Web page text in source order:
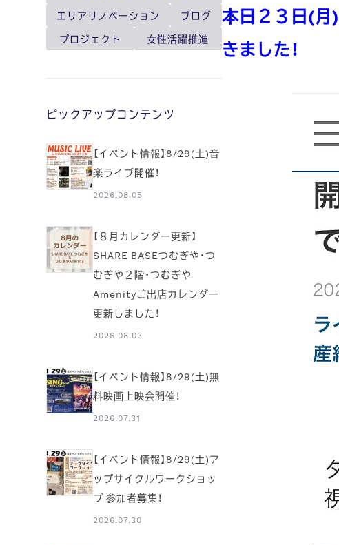
本日２３日(月
きました！
エリアリノベーション
ブログ
プロジェクト
女性活躍推進
ピックアップコンテンツ
【イベント情報】8/29(土)音
楽ライブ開催！
2026.08.05
【８月カレンダー更新】
SHARE BASEつむぎや・つ
むぎや２階・つむぎや
Amenityご出店カレンダー
更新しました！
2026.08.03
【イベント情報】8/29(土)無
料映画上映会開催！
2026.07.31
【イベント情報】8/29(土)ア
ップサイクルワークショッ
プ 参加者募集！
2026.07.30